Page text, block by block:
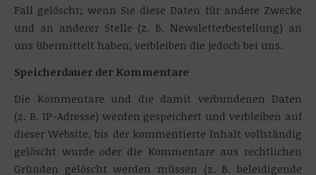
Fall gelöscht; wenn Sie diese Daten für andere Zwecke
und an anderer Stelle (z. B. Newsletterbestellung) an
uns übermittelt haben, verbleiben die jedoch bei uns.
Speicherdauer der Kommentare
Die Kommentare und die damit verbundenen Daten
(z. B. IP-Adresse) werden gespeichert und verbleiben auf
dieser Website, bis der kommentierte Inhalt vollständig
gelöscht wurde oder die Kommentare aus rechtlichen
Gründen gelöscht werden müssen (z. B. beleidigende